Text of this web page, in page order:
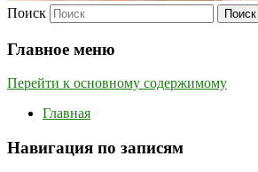
Поиск
Главное меню
Перейти к основному содержимому
Главная
Навигация по записям